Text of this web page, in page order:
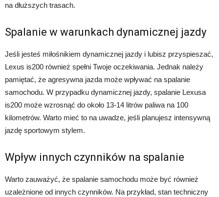
na dłuższych trasach.
Spalanie w warunkach dynamicznej jazdy
Jeśli jesteś miłośnikiem dynamicznej jazdy i lubisz przyspieszać,
Lexus is200 również spełni Twoje oczekiwania. Jednak należy
pamiętać, że agresywna jazda może wpływać na spalanie
samochodu. W przypadku dynamicznej jazdy, spalanie Lexusa
is200 może wzrosnąć do około 13-14 litrów paliwa na 100
kilometrów. Warto mieć to na uwadze, jeśli planujesz intensywną
jazdę sportowym stylem.
Wpływ innych czynników na spalanie
Warto zauważyć, że spalanie samochodu może być również
uzależnione od innych czynników. Na przykład, stan techniczny